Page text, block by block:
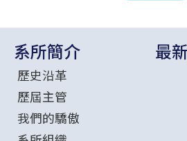
系所簡介
歷史沿革
歷屆主管
我們的驕傲
最